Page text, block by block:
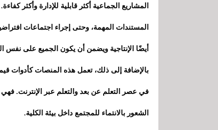
المشاريع الجماعية أكثر قابلية للإدارة
المستندات المهمة، وحتى إجراء اجتماعات
أيضًا الإنتاجية ويضمن أن يكون الجميع على نفس
بالإضافة إلى ذلك، تعمل هذه المنصات كأدوات
في عصر التعلم عن بعد والتعلم عبر الإنترنت.
الشعور بالانتماء للمجتمع داخل بيئة الكلية.